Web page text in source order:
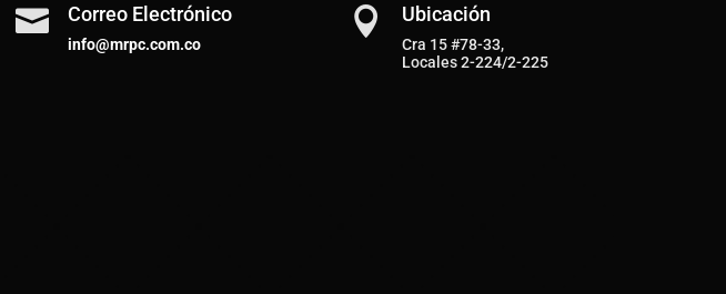
 Correo Electrónico
info@mrpc.com.co
 Ubicación
Cra 15 #78-33,
Locales 2-224/2-225